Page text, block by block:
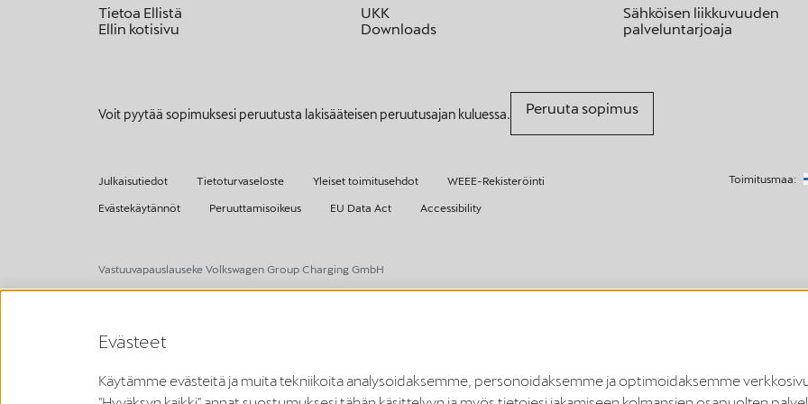
Tietoa Ellistä
Ellin kotisivu
UKK
Downloads
Sähköisen liikkuvuuden
palveluntarjoaja
Voit pyytää sopimuksesi peruutusta lakisääteisen peruutusajan kuluessa. Peruuta sopimus
Julkaisutiedot Tietoturvaseloste Yleiset toimitusehdot WEEE-Rekisteröinti
Evästekäytännöt Peruuttamisoikeus EU Data Act Accessibility
Toimitusmaa:
Vastuuvapauslauseke Volkswagen Group Charging GmbH
CUPRA Charger 2 (2. sukupolvi vuodesta 2024 alkaen):
Smart Charging -toiminnot ovat aluksi käytettävissä ajoneuvosovellus ja Elli Smart Charging -sovellus linkittämällä. Tulevaisuudessa Smart
sovellukseen.
Evästeet
Käytämme evästeitä ja muita tekniikoita analysoidaksemme, personoidaksemme ja optimoidaksemme